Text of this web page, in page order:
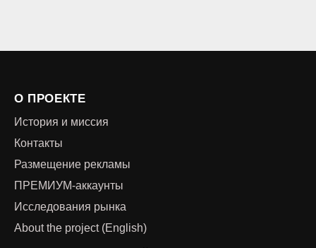
О ПРОЕКТЕ
История и миссия
Контакты
Размещение рекламы
ПРЕМИУМ-аккаунты
Исследования рынка
About the project (English)